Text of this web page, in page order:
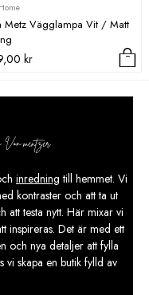
Metz Vägglampa Vit / Matt
kr
inredning till hemmet. Vi
kontraster och att ta ut
att testa nytt. Här mixar vi
inspireras. Det är med ett
och nya detaljer att fylla
vi skapa en butik fylld av